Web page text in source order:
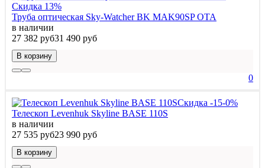
Скидка 13%
Труба оптическая Sky-Watcher BK MAK90SP OTA
в наличии
27 382 руб31 490 руб
В корзину
0
Скидка -15-0%
Телескоп Levenhuk Skyline BASE 110S
в наличии
27 535 руб23 990 руб
В корзину